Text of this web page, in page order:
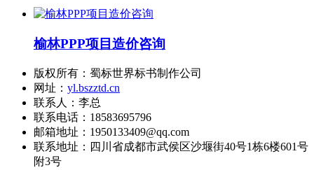
榆林PPP项目造价咨询
版权所有：蜀标世界标书制作公司
网址： yl.bszztd.cn
联系人：李总
联系电话：18583695796
邮箱地址：1950133409@qq.com
联系地址： 四川省成都市武侯区沙堰街40号1栋6楼601号
附3号